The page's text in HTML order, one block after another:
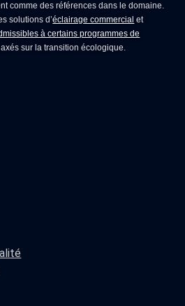
comme des références dans le domaine.
solutions d’éclairage commercial et
à certains programmes de
axés sur la transition écologique.